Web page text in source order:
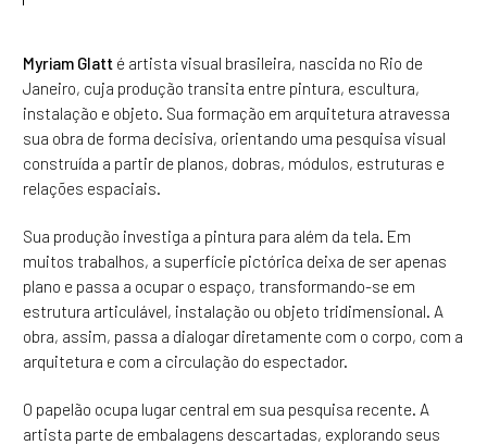
Myriam Glatt é artista visual brasileira, nascida no Rio de
Janeiro, cuja produção transita entre pintura, escultura,
instalação e objeto. Sua formação em arquitetura atravessa
sua obra de forma decisiva, orientando uma pesquisa visual
construída a partir de planos, dobras, módulos, estruturas e
relações espaciais.
Sua produção investiga a pintura para além da tela. Em
muitos trabalhos, a superfície pictórica deixa de ser apenas
plano e passa a ocupar o espaço, transformando-se em
estrutura articulável, instalação ou objeto tridimensional. A
obra, assim, passa a dialogar diretamente com o corpo, com a
arquitetura e com a circulação do espectador.
O papelão ocupa lugar central em sua pesquisa recente. A
artista parte de embalagens descartadas, explorando seus